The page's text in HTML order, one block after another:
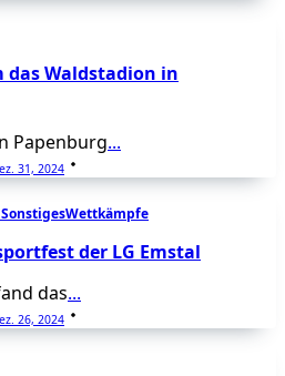
das Waldstadion in
Papenburg...
31, 2024
Wettkämpfe
der LG Emstal
das...
26, 2024